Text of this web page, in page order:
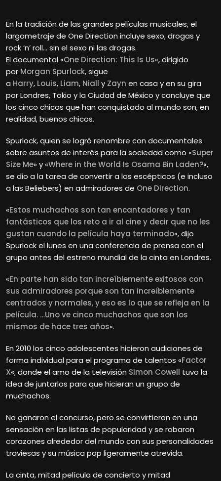
En la tradición de las grandes películas musicales, el
largometraje de One Direction incluye sexo, drogas y
rock ‘n’ roll… sin el sexo ni las drogas.
El documental «One Direction: This Is Us«, dirigido
por Morgan Spurlock, sigue
a Harry, Louis, Liam, Niall y Zayn en casa y en su gira
por Londres, Tokio y la Ciudad de México y concluye que
los cinco chicos que han conquistado al mundo son, en
realidad, buenos chicos.
Spurlock, quien se logró renombre con documentales
sobre asuntos de interés para la sociedad como «Super
Size Me» y «Where in the World Is Osama Bin Laden?«,
se dio a la tarea de convertir a los escépticos (e incluso
a las Beliebers) en admiradores de One Direction.
«Estos muchachos son tan encantadores y tan
fantásticos que los reto a ir al cine y decir que no les
gustan cuando la película haya terminado«, dijo
Spurlock el lunes en una conferencia de prensa con el
grupo antes del estreno mundial de la cinta en Londres.
«En parte han sido tan increíblemente exitosos con
sus admiradores porque son tan increíblemente
centrados y normales, y eso es lo que se refleja en la
película. …Uno ve cinco muchachos que son los
mismos de hace tres años«.
En 2010 los cinco adolescentes hicieron audiciones de
forma individual para el programa de talentos «Factor
X«, donde el amo de la televisión Simon Cowell tuvo la
idea de juntarlos para que hicieran un grupo de
muchachos.
No ganaron el concurso, pero se convirtieron en una
sensación en las listas de popularidad y se robaron
corazones alrededor del mundo con sus personalidades
traviesas y su música pop ligeramente atrevida.
La cinta, mitad película de concierto y mitad